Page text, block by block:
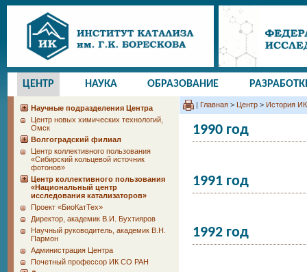
ЦЕНТР НАУКА ОБРАЗОВАНИЕ
Научные подразделения Центра
Центр новых химических технологий,
Омск
Волгоградский филиал
Центр коллективного пользования
«Сибирский кольцевой источник
фотонов»
Центр коллективного пользования
«Национальный центр
исследования катализаторов»
Проект «БиоКатТех»
Директор, академик В.И. Бухтияров
Научный руководитель, академик В.Н.
Пармон
Администрация Центра
Почетный профессор ИК СО РАН
| Главная > Центр > История
1990 год
1991 год
1992 год